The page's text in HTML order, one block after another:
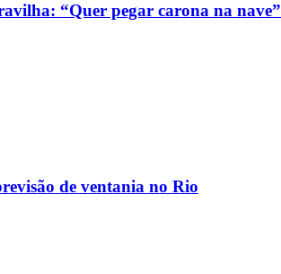
“Quer pegar carona na nave”
de ventania no Rio